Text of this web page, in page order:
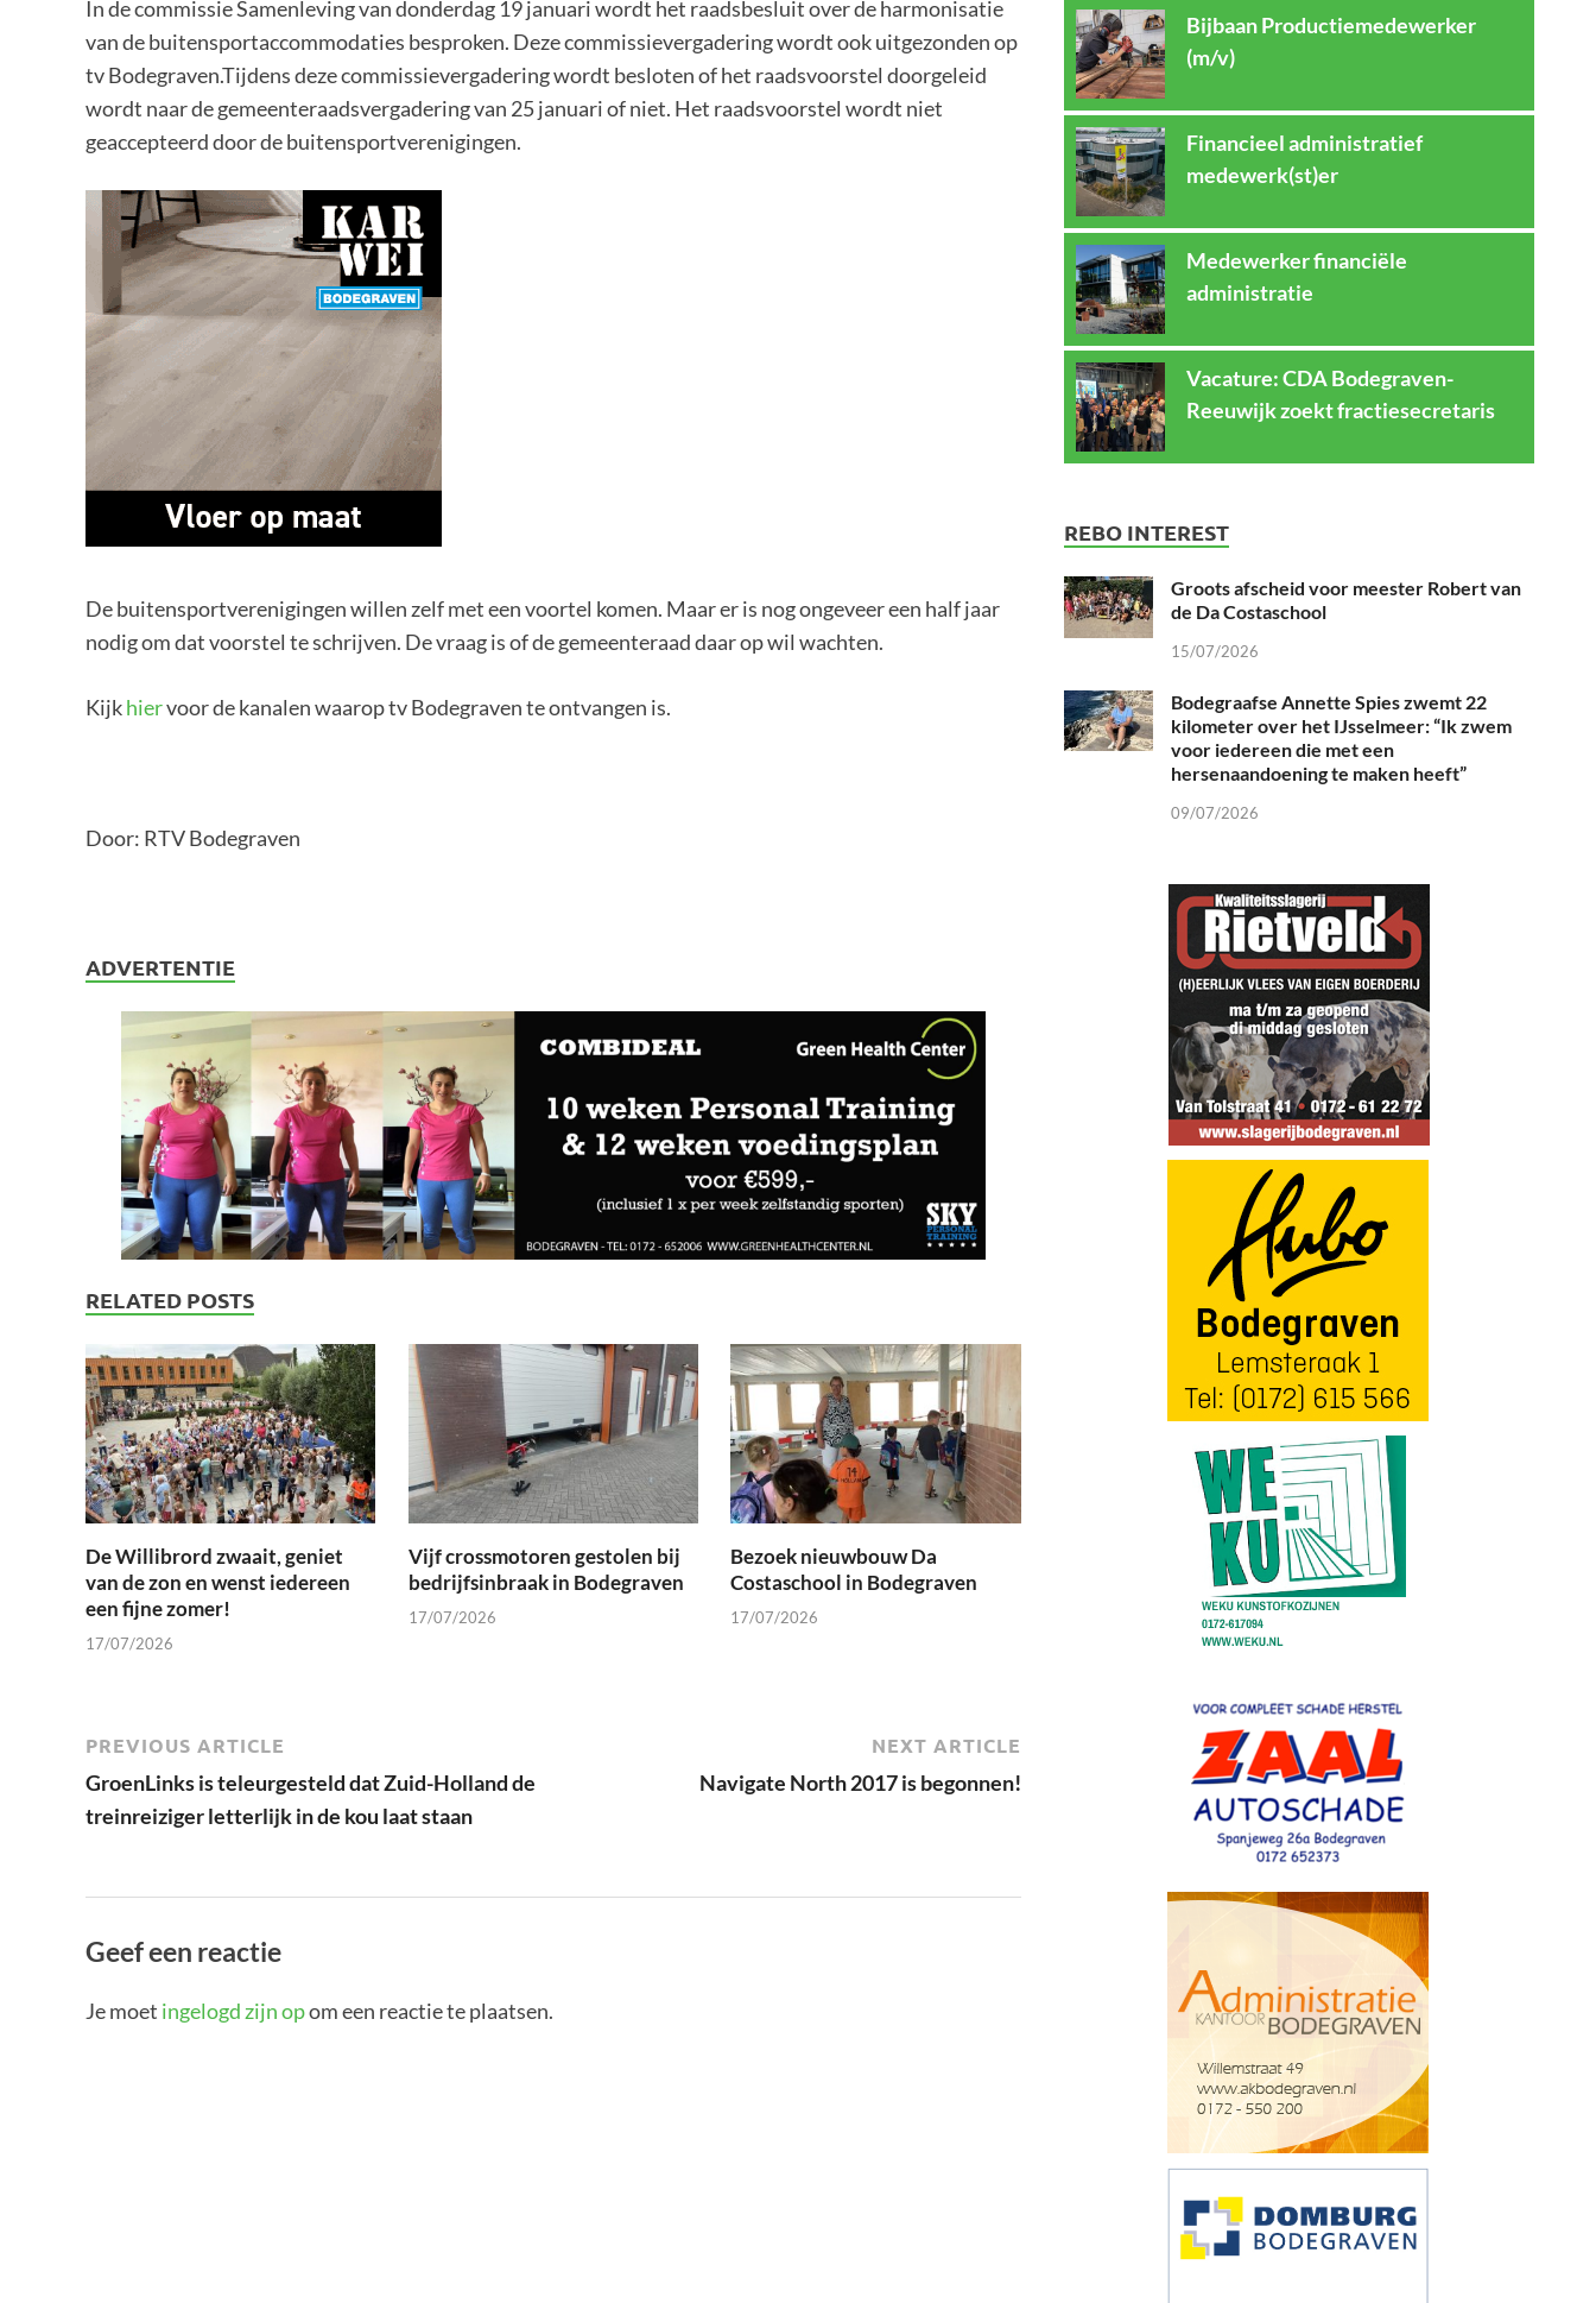
In de commissie Samenleving van donderdag 19 januari wordt het raadsbesluit over de harmonisatie
van de buitensportaccommodaties besproken. Deze commissievergadering wordt ook uitgezonden op
tv Bodegraven.Tijdens deze commissievergadering wordt besloten of het raadsvoorstel doorgeleid
wordt naar de gemeenteraadsvergadering van 25 januari of niet. Het raadsvoorstel wordt niet
geaccepteerd door de buitensportverenigingen.
De buitensportverenigingen willen zelf met een voortel komen. Maar er is nog ongeveer een half jaar
nodig om dat voorstel te schrijven. De vraag is of de gemeenteraad daar op wil wachten.
Kijkhiervoor de kanalen waarop tv Bodegraven te ontvangen is.
Door: RTV Bodegraven
ADVERTENTIE
RELATED POSTS
De Willibrord zwaait, geniet
van de zon en wenst iedereen
een fijne zomer!
17/07/2026
Vijf crossmotoren gestolen bij
bedrijfsinbraak in Bodegraven
17/07/2026
Bezoek nieuwbouw Da
Costaschool in Bodegraven
17/07/2026
PREVIOUS ARTICLE
GroenLinks is teleurgesteld dat Zuid-Holland de
treinreiziger letterlijk in de kou laat staan
NEXT ARTICLE
Navigate North 2017 is begonnen!
Geef een reactie
Je moet ingelogd zijn opom een reactie te plaatsen.
Bijbaan Productiemedewerker
(m/v)
Financieel administratief
medewerk(st)er
Medewerker financiële
administratie
Vacature: CDA Bodegraven-
Reeuwijk zoekt fractiesecretaris
REBO INTEREST
Groots afscheid voor meester Robert van
de Da Costaschool
15/07/2026
Bodegraafse Annette Spies zwemt 22
kilometer over het IJsselmeer: “Ik zwem
voor iedereen die met een
hersenaandoening te maken heeft”
09/07/2026